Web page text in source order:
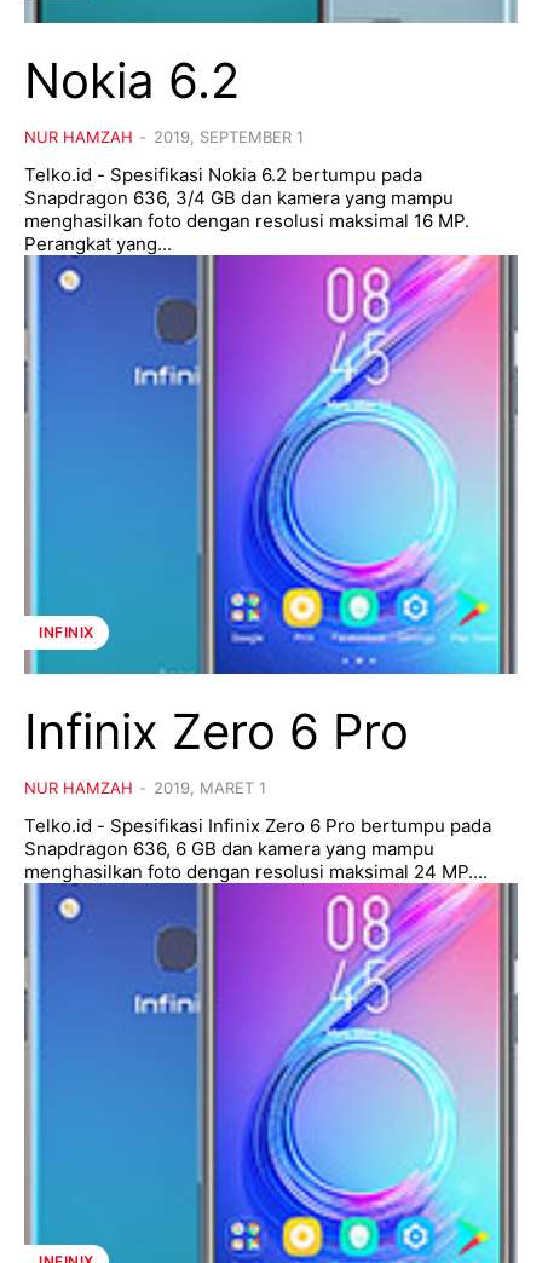
Nokia 6.2
NUR HAMZAH - 2019, SEPTEMBER 1
Telko.id - Spesifikasi Nokia 6.2 bertumpu pada
Snapdragon 636, 3/4 GB dan kamera yang mampu
menghasilkan foto dengan resolusi maksimal 16 MP.
Perangkat yang...
INFINIX
Infinix Zero 6 Pro
NUR HAMZAH - 2019, MARET 1
Telko.id - Spesifikasi Infinix Zero 6 Pro bertumpu pada
Snapdragon 636, 6 GB dan kamera yang mampu
menghasilkan foto dengan resolusi maksimal 24 MP....